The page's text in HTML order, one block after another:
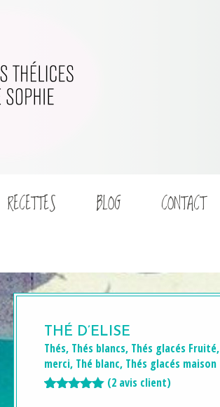
RECETTES BLOG CONTACT
THÉ D’ELISE
Thés, Thés blancs, Thés glacés Fruité,
merci, Thé blanc, Thés glacés maison
(2avis client)